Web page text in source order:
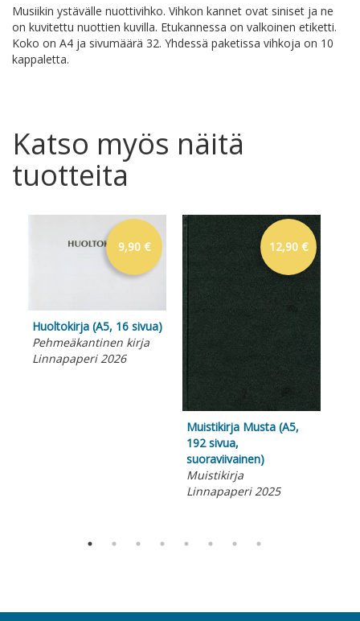
Musiikin ystävälle nuottivihko. Vihkon kannet ovat siniset ja ne
on kuvitettu nuottien kuvilla. Etukannessa on valkoinen etiketti.
Koko on A4 ja sivumäärä 32. Yhdessä paketissa vihkoja on 10
kappaletta.
Katso myös näitä
tuotteita
9,90 €
Huoltokirja (A5, 16 sivua)
Pehmeäkantinen kirja
Linnapaperi 2026
12,90 €
Muistikirja Musta (A5,
192 sivua,
suoraviivainen)
Muistikirja
Linnapaperi 2025